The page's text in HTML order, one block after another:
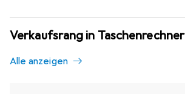
Verkaufsrang in Taschenrechner
Alle anzeigen